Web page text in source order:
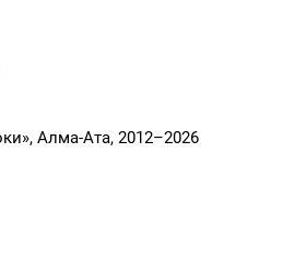
Алма-Ата, 2012–2026